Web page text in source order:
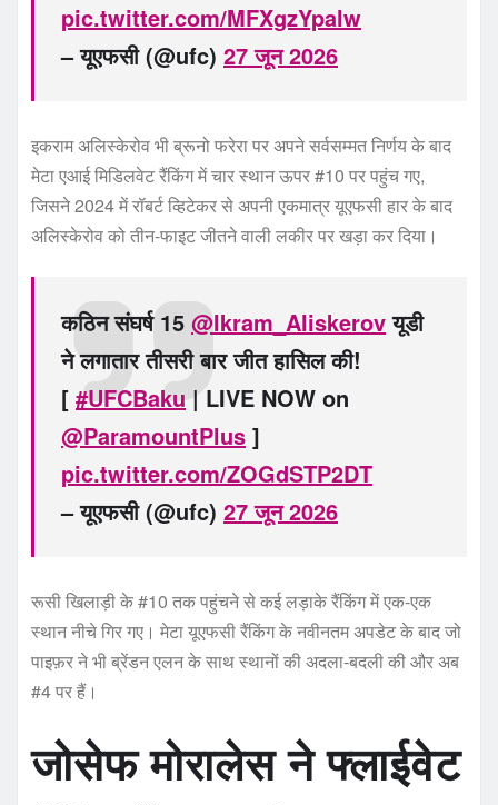
pic.twitter.com/MFXgzYpalw
– यूएफसी (@ufc) 27 जून 2026
इकराम अलिस्केरोव भी ब्रूनो फरेरा पर अपने सर्वसम्मत निर्णय के बाद
मेटा एआई मिडिलवेट रैंकिंग में चार स्थान ऊपर #10 पर पहुंच गए,
जिसने 2024 में रॉबर्ट व्हिटेकर से अपनी एकमात्र यूएफसी हार के बाद
अलिस्केरोव को तीन-फाइट जीतने वाली लकीर पर खड़ा कर दिया।
कठिन संघर्ष 15 @Ikram_Aliskerovयूडी
ने लगातार तीसरी बार जीत हासिल की!
[ #UFCBaku | LIVE NOW on
@ParamountPlus ]
pic.twitter.com/ZOGdSTP2DT
– यूएफसी (@ufc) 27 जून 2026
रूसी खिलाड़ी के #10 तक पहुंचने से कई लड़ाके रैंकिंग में एक-एक
स्थान नीचे गिर गए। मेटा यूएफसी रैंकिंग के नवीनतम अपडेट के बाद जो
पाइफ़र ने भी ब्रेंडन एलन के साथ स्थानों की अदला-बदली की और अब
#4 पर हैं।
जोसेफ मोरालेस ने फ्लाईवेट